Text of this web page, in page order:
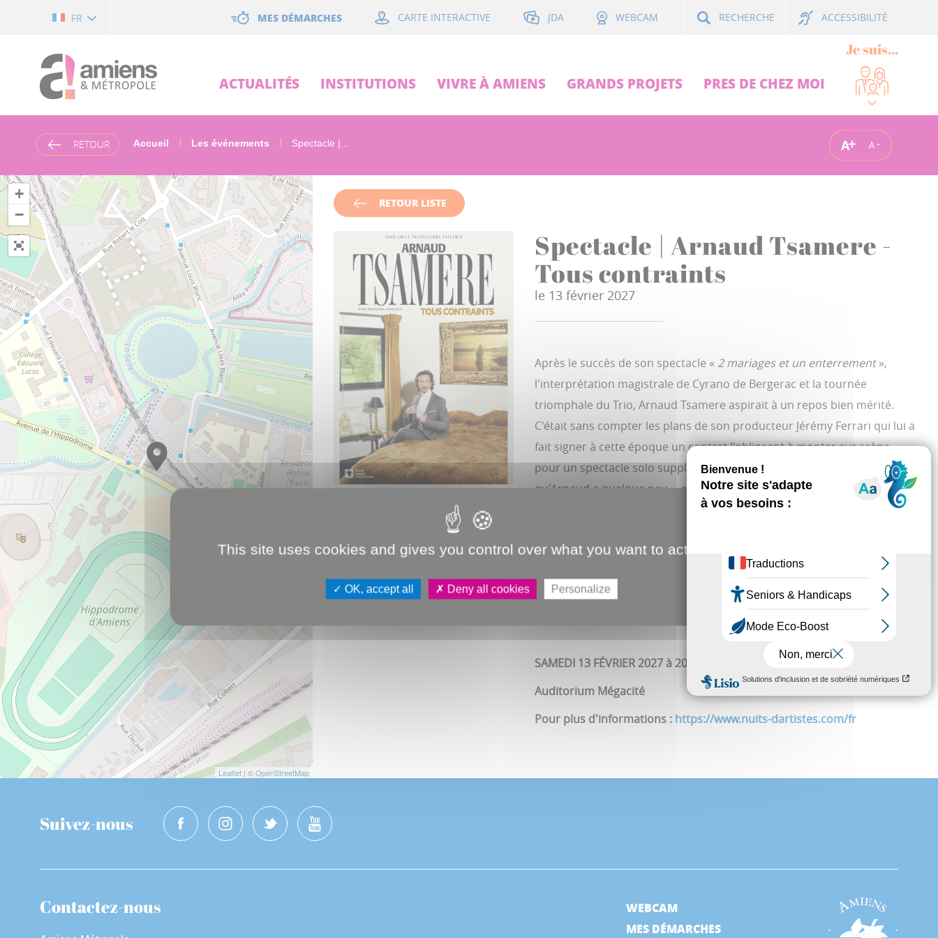
FR MES DÉMARCHES CARTE INTERACTIVE JDA WEBCAM RECHERCHE ACCESSIBILITÉ
ACTUALITÉS INSTITUTIONS VIVRE À AMIENS GRANDS PROJETS PRES DE CHEZ MOI
Je suis...
RETOUR Accueil Les événements Spectacle |... A A
+
−
Leaflet| ©OpenStreetMap
RETOUR LISTE
Spectacle | Arnaud Tsamere -
Tous contraints
le 13 février 2027
Après le succès de son spectacle « 2 mariages et un enterrement»,
l'interprétation magistrale de Cyrano de Bergerac et la tournée
triomphale du Trio, Arnaud Tsamere aspirait à un repos bien mérité.
C'était sans compter les plans de son producteur Jérémy Ferrari qui lui a
fait signer à cette époque un contrat l'obligeant à monter sur scène
pour un spectacle solo supplémentaire en 2026/2027. Partie du contrat
qu'Arnaud a quelque peu «oubliée».
Dans quel état allons-nous retrouver notre cher Arnaud ? Est-il prêt ?
Est-il assez riche pour envoyer Jérémy Ferrari se faire foutre ?
Une chose est sûre, lui comme nous sommes «
SAMEDI 13 FÉVRIER 2027 à 20h
Auditorium Mégacité
Pour plus d'informations : https://www.nuits-dartistes.com/fr
Suivez-nous
Contactez-nous
WEBCAM
MES DÉMARCHES
This site uses cookies and gives you control over what you want to activate
OK, accept all Deny all cookies Personalize